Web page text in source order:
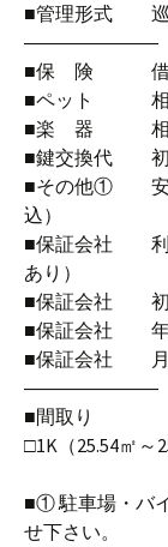
■管理形式 巡
―――――――
■保 険 借家
■ペット 相談
■楽 器 相
■鍵交換代 初
■その他① 安心
込）
■保証会社 利
あり）
■保証会社 初
■保証会社 年
■保証会社 月
―――――――
■間取り
□1K（25.54㎡～
■① 駐車場・バ
せ下さい。